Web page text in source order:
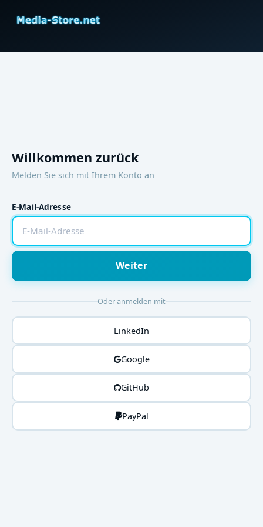
Willkommen zurück
Melden Sie sich mit Ihrem Konto an
E-Mail-Adresse
Weiter
Oder anmelden mit
LinkedIn
Google
GitHub
PayPal